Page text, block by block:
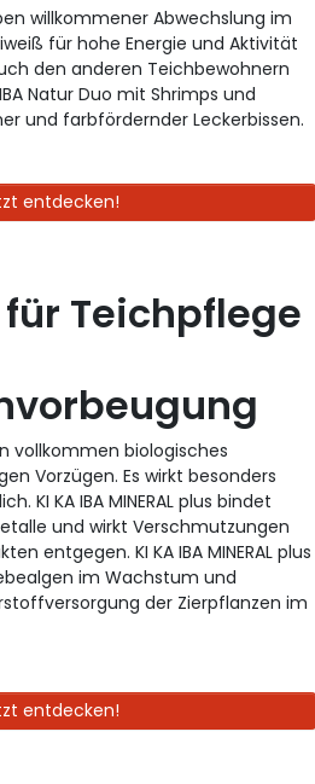
willkommener Abwechslung im
für hohe Energie und Aktivität
den anderen Teichbewohnern
Natur Duo mit Shrimps und
und farbfördernder Leckerbissen.
entdecken!
Teichpflege
vollkommen biologisches
Vorzügen. Es wirkt besonders
KI KA IBA MINERAL plus bindet
und wirkt Verschmutzungen
entgegen. KI KA IBA MINERAL plus
im Wachstum und
der Zierpflanzen im
entdecken!